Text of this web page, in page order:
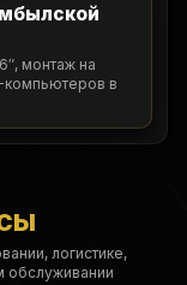
монтаж на
компьютеров в
логистике,
обслуживании